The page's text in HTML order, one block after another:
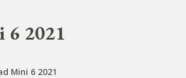
Mini 6 2021
6 2021